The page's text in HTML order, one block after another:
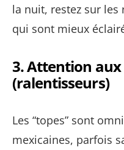
la nuit, restez sur
qui sont mieux
3.Attention aux
(ralentisseurs)
Les “topes” sont
mexicaines, parfois